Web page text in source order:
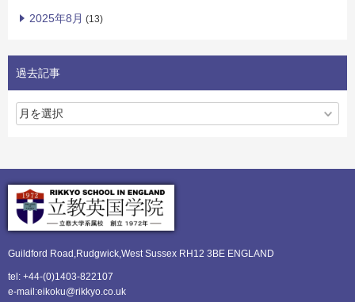
2025年8月 (13)
過去記事
Guildford Road,Rudgwick,West Sussex RH12 3BE ENGLAND
tel: +44-(0)1403-822107
e-mail:eikoku@rikkyo.co.uk